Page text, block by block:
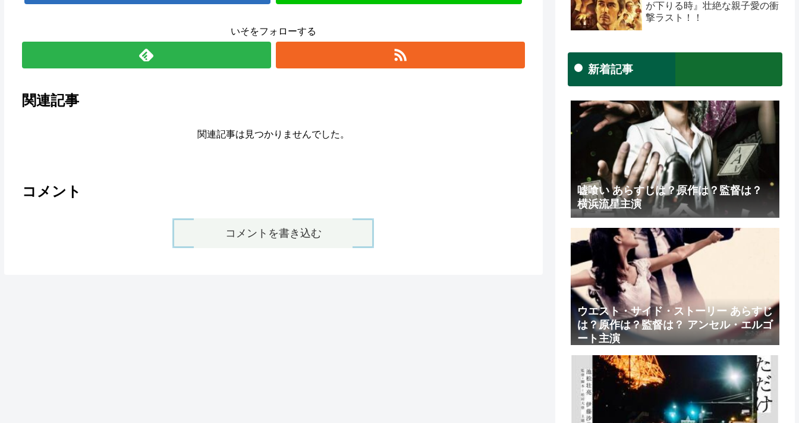
いそをフォローする
関連記事
関連記事は見つかりませんでした。
コメント
コメントを書き込む
が下りる時』壮絶な親子愛の衝
撃ラスト！！
新着記事
嘘喰い あらすじは？原作は？監督は？
横浜流星主演
ウエスト・サイド・ストーリー あらすじ
は？原作は？監督は？ アンセル・エルゴ
ート主演